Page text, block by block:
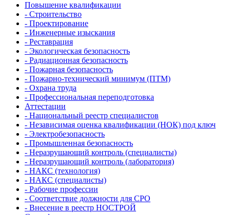
Повышение квалификации
- Строительство
- Проектирование
- Инженерные изыскания
- Реставрация
- Экологическая безопасность
- Радиационная безопасность
- Пожарная безопасность
- Пожарно-технический минимум (ПТМ)
- Охрана труда
- Профессиональная переподготовка
Аттестации
- Национальный реестр специалистов
- Независимая оценка квалификации (НОК) под ключ
- Электробезопасность
- Промышленная безопасность
- Неразрушающий контроль (специалисты)
- Неразрушающий контроль (лаборатория)
- НАКС (технология)
- НАКС (специалисты)
- Рабочие профессии
- Соответствие должности для СРО
- Внесение в реестр НОСТРОЙ